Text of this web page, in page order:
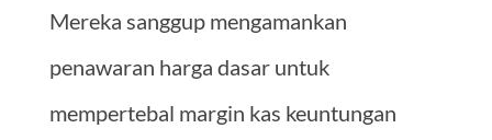
Mereka sanggup mengamankan
penawaran harga dasar untuk
mempertebal margin kas keuntungan